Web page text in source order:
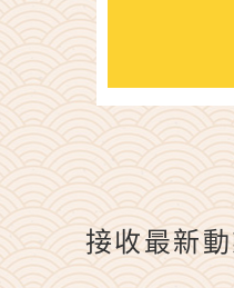
接收最新